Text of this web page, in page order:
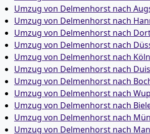
Umzug von Delmenhorst nach
Umzug von Delmenhorst nach
Umzug von Delmenhorst nach
Umzug von Delmenhorst nach
Umzug von Delmenhorst nach Köln
Umzug von Delmenhorst nach
Umzug von Delmenhorst nach
Umzug von Delmenhorst nach
Umzug von Delmenhorst nach
Umzug von Delmenhorst nach
Umzug von Delmenhorst nach